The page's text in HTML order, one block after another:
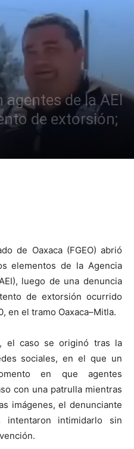
Oaxaca
de la AEI
de extorsión;
de Oaxaca (FGEO) abrió
elementos de la Agencia
luego de una denuncia
de extorsión ocurrido
en el tramo Oaxaca–Mitla.
el caso se originó tras la
sociales, en el que un
en que agentes
con una patrulla mientras
imágenes, el denunciante
intentaron intimidarlo sin